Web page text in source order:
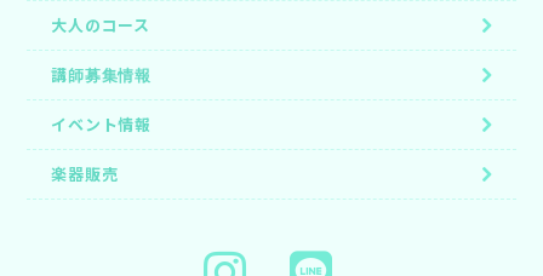
大人のコース
講師募集情報
イベント情報
楽器販売